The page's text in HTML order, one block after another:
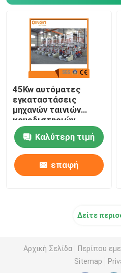
45Kw αυτόματες
εγκαταστάσεις
μηχανών ταινιών
κουρδιστηριών
φγμένες Monolayer
Καλύτερη τιμή
επαφή
Δείτε
Αρχική Σελίδα Περίπου
Sitemap